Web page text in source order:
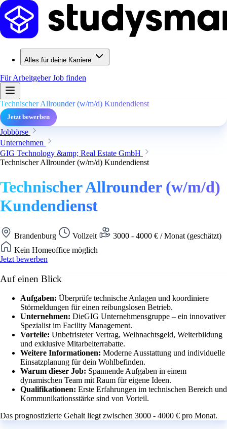
Alles für deine Karriere
Für ArbeitgeberJob finden
Technischer Allrounder (w/m/d) Kundendienst
Jetzt bewerben
Jobbörse
Unternehmen
GIG Technology &amp; Real Estate GmbH
Technischer Allrounder (w/m/d) Kundendienst
Technischer Allrounder (w/m/d)
Kundendienst
Brandenburg Vollzeit
3000 - 4000 € / Monat (geschätzt)
Kein Homeoffice möglich
Jetzt bewerben
Auf einen Blick
Aufgaben: Überprüfe technische Anlagen und koordiniere
Störmeldungen für einen reibungslosen Betrieb.
Unternehmen: DieGIG Unternehmensgruppe – ein innovativer
Spezialist im Facility Management.
Vorteile: Unbefristeter Vertrag, Weihnachtsgeld, Weiterbildung
und exklusive Mitarbeiterrabatte.
Weitere Informationen: Moderne Ausstattung und individuelle
Einsatzplanung für dein Wohlbefinden.
Warum dieser Job: Spannende Aufgaben in einem
dynamischen Team mit Raum für eigene Ideen.
Qualifikationen: Erste Erfahrungen im technischen Bereich und
Kommunikationsstärke sind von Vorteil.
Das prognostizierte Gehalt liegt zwischen 3000 - 4000 € pro Monat.